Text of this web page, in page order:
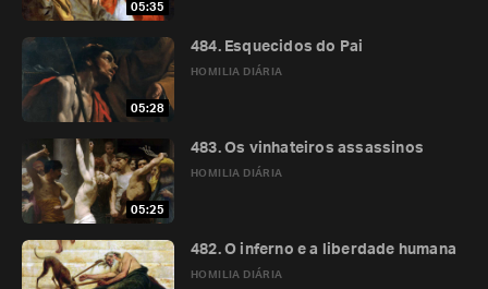
05:35
05:28
HOMILIA DIÁRIA
484. Esquecidos do Pai
05:25
HOMILIA DIÁRIA
483. Os vinhateiros assassinos
HOMILIA DIÁRIA
482. O inferno e a liberdade humana